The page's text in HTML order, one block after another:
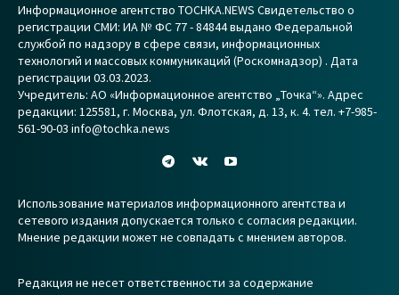
Информационное агентство TOCHKA.NEWS Свидетельство о
регистрации СМИ: ИА № ФС 77 - 84844 выдано Федеральной
службой по надзору в сфере связи, информационных
технологий и массовых коммуникаций (Роскомнадзор) . Дата
регистрации 03.03.2023.
Учредитель: АО «Информационное агентство „Точка“». Адрес
редакции: 125581, г. Москва, ул. Флотская, д. 13, к. 4. тел. +7-985-
561-90-03 info@tochka.news
Использование материалов информационного агентства и
сетевого издания допускается только с согласия редакции.
Мнение редакции может не совпадать с мнением авторов.
Редакция не несет ответственности за содержание